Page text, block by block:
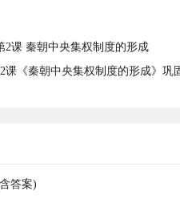
2课 秦朝中央集权制度的形成
课《秦朝中央集权制度的形成》巩
答案)